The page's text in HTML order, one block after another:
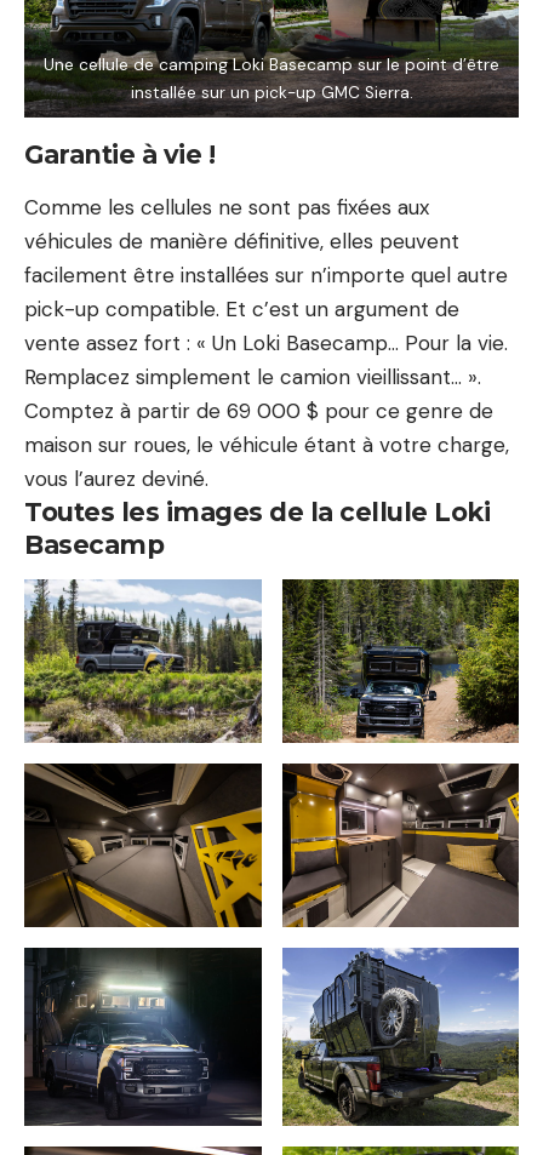
Une cellule de camping Loki Basecamp sur le point d’être
installée sur un pick-up GMC Sierra.
Garantie à vie !
Comme les cellules ne sont pas fixées aux
véhicules de manière définitive, elles peuvent
facilement être installées sur n’importe quel autre
pick-up compatible. Et c’est un argument de
vente assez fort : « Un Loki Basecamp… Pour la vie.
Remplacez simplement le camion vieillissant… ».
Comptez à partir de 69 000 $ pour ce genre de
maison sur roues, le véhicule étant à votre charge,
vous l’aurez deviné.
Toutes les images de la cellule Loki
Basecamp